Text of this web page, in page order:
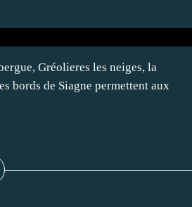
Gréolieres les neiges, la
bords de Siagne permettent aux